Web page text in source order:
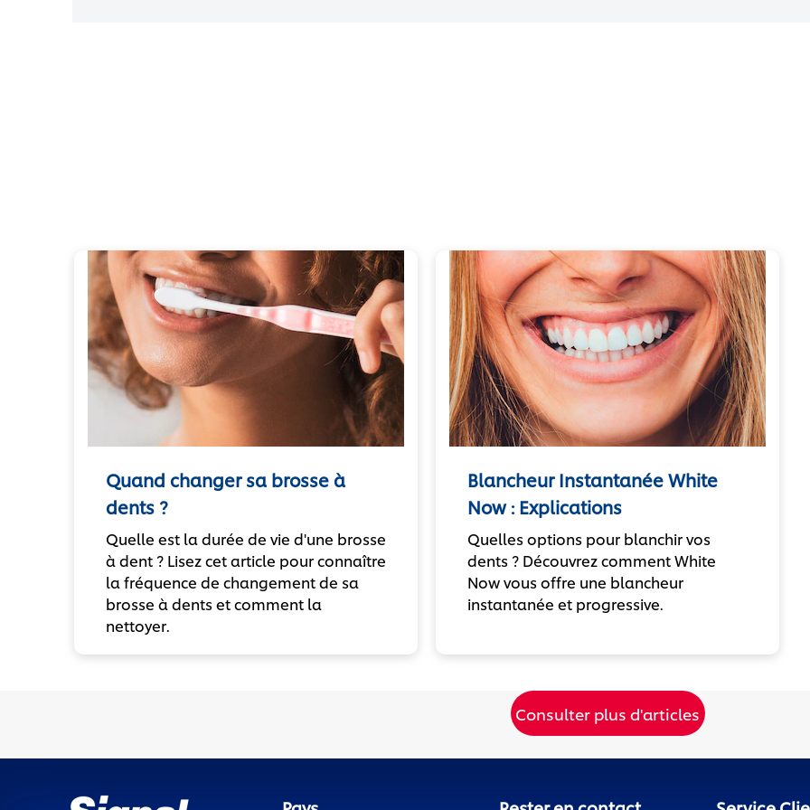
Quand changer sa brosse à
dents ?
Quelle est la durée de vie d'une brosse
à dent ? Lisez cet article pour connaître
la fréquence de changement de sa
brosse à dents et comment la
nettoyer.
Blancheur Instantanée White
Now : Explications
Quelles options pour blanchir vos
dents ? Découvrez comment White
Now vous offre une blancheur
instantanée et progressive.
Consulter plus d'articles